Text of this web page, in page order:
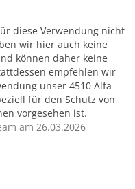
diese Verwendung nicht
wir hier auch keine
können daher keine
empfehlen wir
unser 4510 Alfa
für den Schutz von
vorgesehen ist.
am 26.03.2026